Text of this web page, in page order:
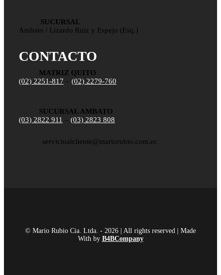
SUCURSAL
Ambato / Lizardo Ruiz y Espejo (Esq.)
CONTACTO
MATRIZ QUITO
(02) 2251-817 – (02) 2279-760
SUCURSAL AMBATO
(03) 2822 911 – (03) 2823 808
servicioalcliente@mariorubio.com.ec
© Mario Rubio Cia. Ltda. - 2026 | All rights reserved | Made
With by B4BCompany